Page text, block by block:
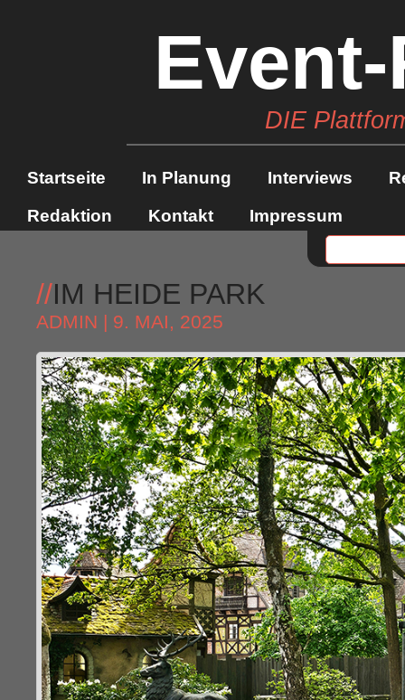
DIE
Startseite In Planung Interviews
Redaktion
Kontakt Impressum
//IM HEIDE PARK
ADMIN | 9. MAI, 2025